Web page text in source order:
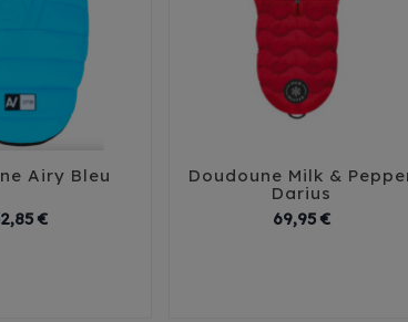

Airy Bleu
€Prix

Doudoune Milk &
Darius
69,95 €Prix